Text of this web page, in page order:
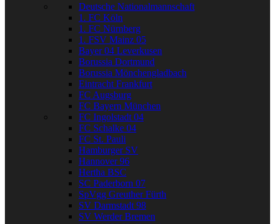
Deutsche Nationalmannschaft
1. FC Köln
1. FC Nürnberg
1. FSV Mainz 05
Bayer 04 Leverkusen
Borussia Dortmund
Borussia Mönchengladbach
Eintracht Frankfurt
FC Augsburg
FC Bayern München
FC Ingolstadt 04
FC Schalke 04
FC St. Pauli
Hamburger SV
Hannover 96
Hertha BSC
SC Paderborn 07
SpVgg Greuther Fürth
SV Darmstadt 98
SV Werder Bremen